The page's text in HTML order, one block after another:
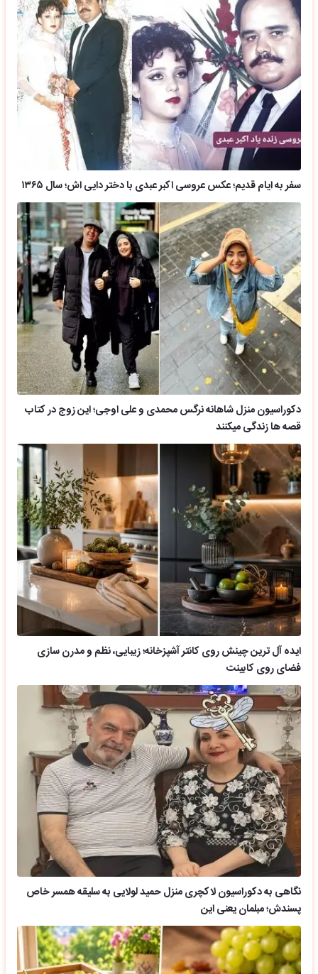
سفر به ایام قدیم؛ عکس عروسی اکبر عبدی با دختر دایی اش؛ سال ۱۳۶۵
دکوراسیون منزل شاهانه نرگس محمدی و علی اوجی؛ این زوج در کتاب
قصه ها زندگی میکنند
ایده آل ترین چینش روی کانتر آشپزخانه؛ زیبایی، نظم و مدرن سازی
فضای روی کابینت
نگاهی به دکوراسیون لاکچری منزل حمید لولایی به سلیقه همسر خاص
پسندش؛ مبلمان یعنی این